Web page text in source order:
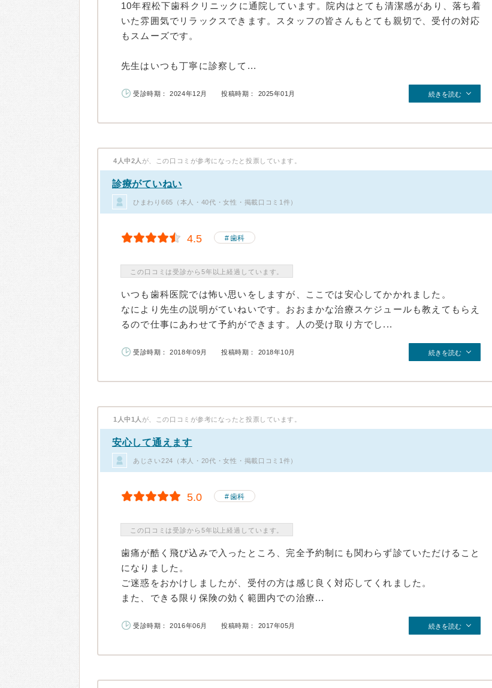
10年程松下歯科クリニックに通院しています。院内はとても清潔感があり、落ち着
いた雰囲気でリラックスできます。スタッフの皆さんもとても親切で、受付の対応
もスムーズです。
先生はいつも丁寧に診察して...
受診時期： 2024年12月 投稿時期： 2025年01月 続きを読む
4人中2人 が、この口コミが参考になったと投票しています。
診療がていねい
ひまわり665（本人・40代・女性・掲載口コミ1件）
4.5 歯科
この口コミは受診から5年以上経過しています。
いつも歯科医院では怖い思いをしますが、ここでは安心してかかれました。
なにより先生の説明がていねいです。おおまかな治療スケジュールも教えてもらえ
るので仕事にあわせて予約ができます。人の受け取り方でし...
受診時期： 2018年09月 投稿時期： 2018年10月 続きを読む
1人中1人 が、この口コミが参考になったと投票しています。
安心して通えます
あじさい224（本人・20代・女性・掲載口コミ1件）
5.0 歯科
この口コミは受診から5年以上経過しています。
歯痛が酷く飛び込みで入ったところ、完全予約制にも関わらず診ていただけること
になりました。
ご迷惑をおかけしましたが、受付の方は感じ良く対応してくれました。
また、できる限り保険の効く範囲内での治療...
受診時期： 2016年06月 投稿時期： 2017年05月 続きを読む